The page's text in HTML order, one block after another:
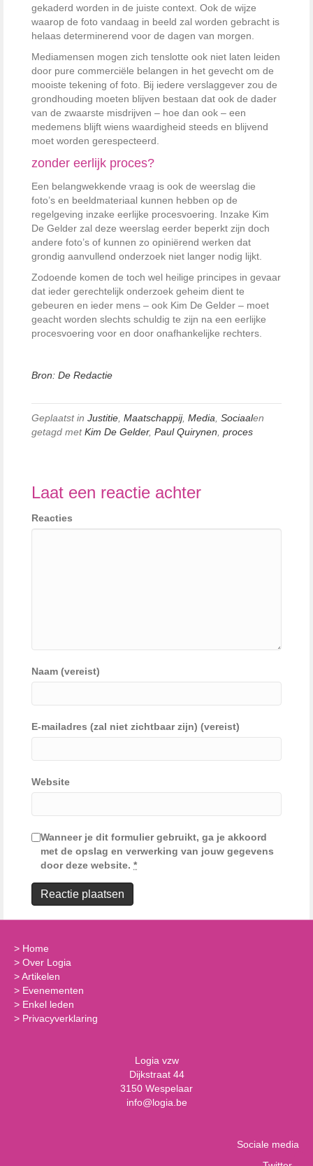
gekaderd worden in de juiste context. Ook de wijze
waarop de foto vandaag in beeld zal worden gebracht is
helaas determinerend voor de dagen van morgen.
Mediamensen mogen zich tenslotte ook niet laten leiden
door pure commerciële belangen in het gevecht om de
mooiste tekening of foto. Bij iedere verslaggever zou de
grondhouding moeten blijven bestaan dat ook de dader
van de zwaarste misdrijven – hoe dan ook – een
medemens blijft wiens waardigheid steeds en blijvend
moet worden gerespecteerd.
zonder eerlijk proces?
Een belangwekkende vraag is ook de weerslag die
foto’s en beeldmateriaal kunnen hebben op de
regelgeving inzake eerlijke procesvoering. Inzake Kim
De Gelder zal deze weerslag eerder beperkt zijn doch
andere foto’s of kunnen zo opiniërend werken dat
grondig aanvullend onderzoek niet langer nodig lijkt.
Zodoende komen de toch wel heilige principes in gevaar
dat ieder gerechtelijk onderzoek geheim dient te
gebeuren en ieder mens – ook Kim De Gelder – moet
geacht worden slechts schuldig te zijn na een eerlijke
procesvoering voor en door onafhankelijke rechters.
Bron: De Redactie
Geplaatst in Justitie Maatschappij, Media Sociaalen
getagd metKim De Gelder, Paul Quirynen proces
Laat een reactie achter
Reacties
Naam (vereist)
E-mailadres (zal niet zichtbaar zijn) (vereist)
Website
Wanneer je dit formulier gebruikt, ga je akkoord
met de opslag en verwerking van jouw gegevens
door deze website. *
> Home
> Over Logia
>Artikelen
> Evenementen
> Enkel leden
> Privacyverklaring
Logia vzw
Dijkstraat 44
3150 Wespelaar
info@logia.be
Sociale media